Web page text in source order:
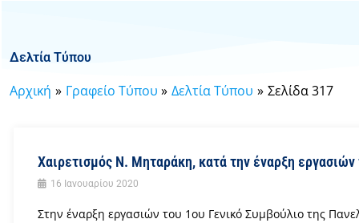
Δελτία Τύπου
Αρχική Γραφείο Τύπου Δελτία Τύπου Σελίδα 317
Χαιρετισμός N. Μηταράκη, κατά την έναρξη
16 Ιανουαρίου 2020
Στην έναρξη εργασιών του 1ου Γενικό Συμβούλιο της